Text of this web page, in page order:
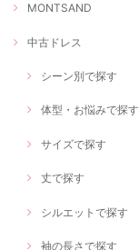
MONTSAND
中古ドレス
シーン別で探す
体型・お悩みで探す
サイズで探す
丈で探す
シルエットで探す
袖の長さで探す